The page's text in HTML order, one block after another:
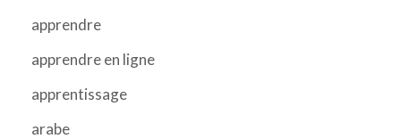
apprendre
apprendre en ligne
apprentissage
arabe